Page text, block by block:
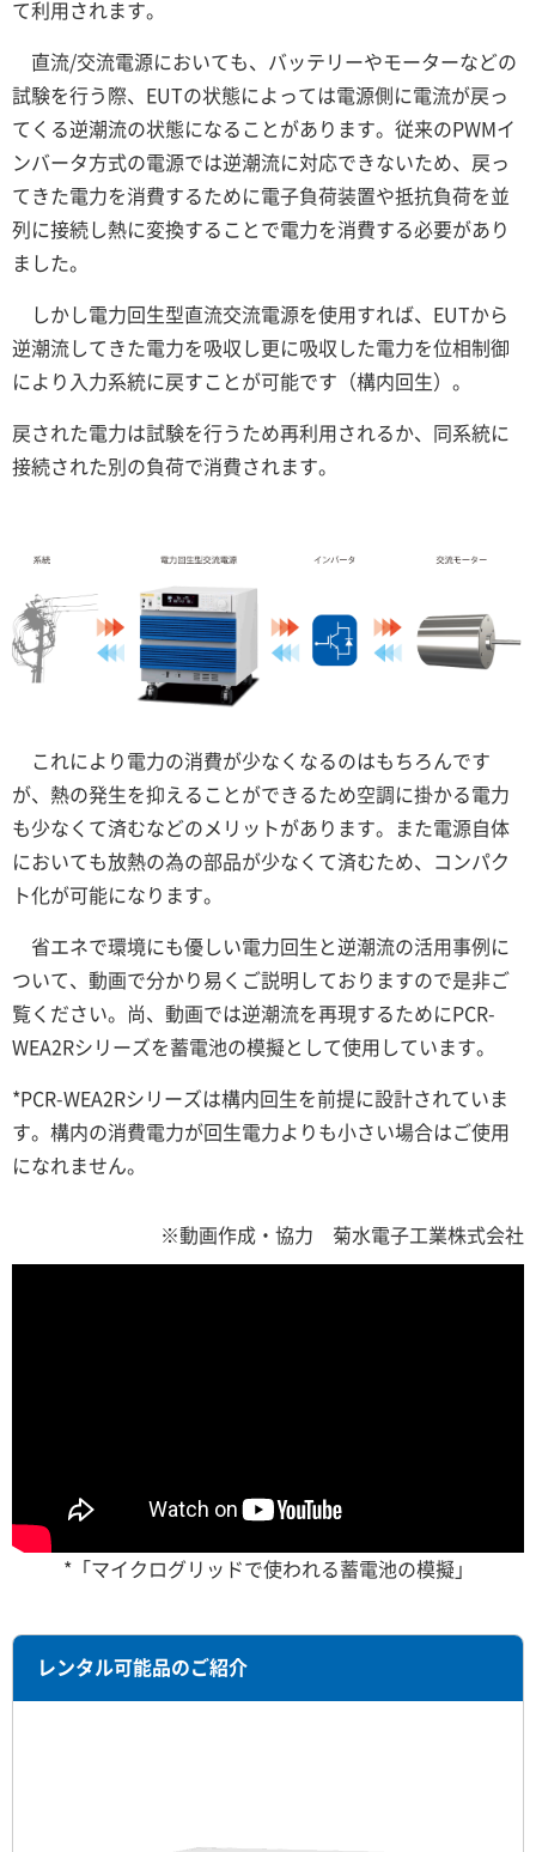
て利用されます。
直流/交流電源においても、バッテリーやモーターなどの
試験を行う際、EUTの状態によっては電源側に電流が戻っ
てくる逆潮流の状態になることがあります。従来のPWMイ
ンバータ方式の電源では逆潮流に対応できないため、戻っ
てきた電力を消費するために電子負荷装置や抵抗負荷を並
列に接続し熱に変換することで電力を消費する必要があり
ました。
しかし電力回生型直流交流電源を使用すれば、EUTから
逆潮流してきた電力を吸収し更に吸収した電力を位相制御
により入力系統に戻すことが可能です（構内回生）。
戻された電力は試験を行うため再利用されるか、同系統に
接続された別の負荷で消費されます。
これにより電力の消費が少なくなるのはもちろんです
が、熱の発生を抑えることができるため空調に掛かる電力
も少なくて済むなどのメリットがあります。また電源自体
においても放熱の為の部品が少なくて済むため、コンパク
ト化が可能になります。
省エネで環境にも優しい電力回生と逆潮流の活用事例に
ついて、動画で分かり易くご説明しておりますので是非ご
覧ください。尚、動画では逆潮流を再現するためにPCR-
WEA2Rシリーズを蓄電池の模擬として使用しています。
*PCR-WEA2Rシリーズは構内回生を前提に設計されていま
す。構内の消費電力が回生電力よりも小さい場合はご使用
になれません。
※動画作成・協力 菊水電子工業株式会社
*「マイクログリッドで使われる蓄電池の模擬」
レンタル可能品のご紹介